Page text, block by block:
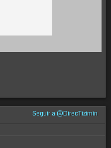
Seguir a @DirecTizimin